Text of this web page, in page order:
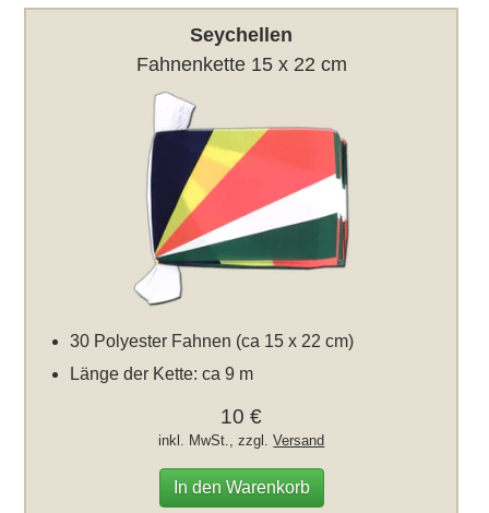
Seychellen
Fahnenkette 15 x 22 cm
30 Polyester Fahnen (ca 15 x 22 cm)
Länge der Kette: ca 9 m
10 €
inkl. MwSt., zzgl.Versand
In den Warenkorb